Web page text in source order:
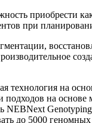
приобрести
при
технология на
на
до 5000